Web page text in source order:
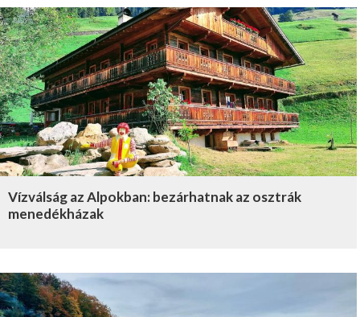
Vízválság az Alpokban: bezárhatnak az osztrák
menedékházak